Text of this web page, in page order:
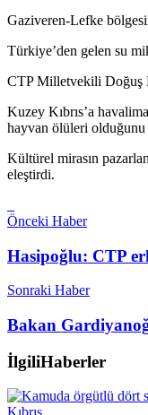
Gaziveren-Lefke
Türkiye’den gelen su
CTP Milletvekili Doğuş
Kuzey Kıbrıs’a
hayvan ölüleri olduğunu
Kültürel mirasın
eleştirdi.
Önceki Haber
Hasipoğlu: CTP
Sonraki Haber
Bakan
İlgiliHaberler